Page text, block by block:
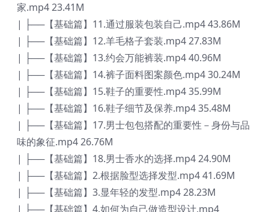
家.mp4 23.41M
| ├──【基础篇】11.通过服装包装自己.mp4 43.86M
| ├──【基础篇】12.羊毛格子套装.mp4 27.83M
| ├──【基础篇】13.约会万能裤装.mp4 40.96M
| ├──【基础篇】14.裤子面料图案颜色.mp4 30.24M
| ├──【基础篇】15.鞋子的重要性.mp4 35.99M
| ├──【基础篇】16.鞋子细节及保养.mp4 35.48M
| ├──【基础篇】17.男士包包搭配的重要性－身份与品
味的象征.mp4 26.76M
| ├──【基础篇】18.男士香水的选择.mp4 24.90M
| ├──【基础篇】2.根据脸型选择发型.mp4 41.69M
| ├──【基础篇】3.显年轻的发型.mp4 28.23M
| ├──【基础篇】4.如何为自己做造型设计.mp4